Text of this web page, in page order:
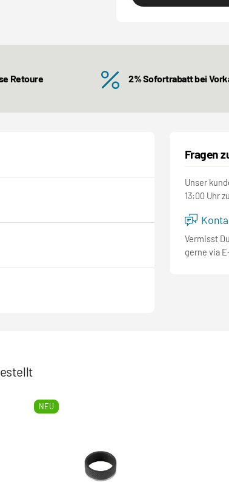
Retoure 2% Sofortrabatt bei
Fragen
Unser
13:00 Uhr
Vermisst
gerne via
NEU